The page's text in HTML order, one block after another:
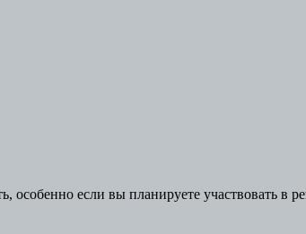
особенно если вы планируете участвовать в